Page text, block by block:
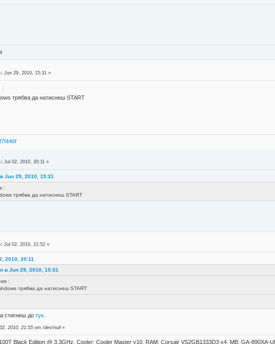
: Jun 29, 2010, 15:31 »
:
трябва да натиснеш START
: Jul 02, 2010, 20:11 »
Jun 29, 2010, 15:31
:
трябва да натиснеш START
: Jul 02, 2010, 21:52 »
2010, 20:11
в Jun 29, 2010, 15:31
:
трябва да натиснеш START
стигнеш дотук.
2010, 21:55 от /dev/null »
Black Edition @ 3,3GHz, Cooler: Cooler Master v10, RAM: Corsair VS2GB1333D3 x4, MB: GA-